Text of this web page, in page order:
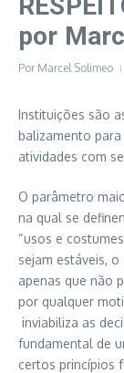
por
Por Marcel Solimeo
Instituições são
balizamento
atividades com
O parâmetro
na qual se
“usos e
sejam estáveis,
apenas que não
por qualquer
inviabiliza as
fundamental de
certos princípios